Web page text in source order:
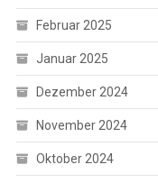
Februar 2025
Januar 2025
Dezember 2024
November 2024
Oktober 2024